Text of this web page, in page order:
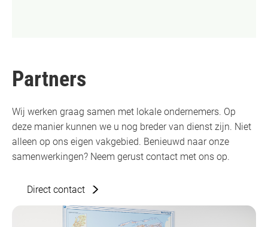
Partners
Wij werken graag samen met lokale ondernemers. Op
deze manier kunnen we u nog breder van dienst zijn. Niet
alleen op ons eigen vakgebied. Benieuwd naar onze
samenwerkingen? Neem gerust contact met ons op.
Direct contact